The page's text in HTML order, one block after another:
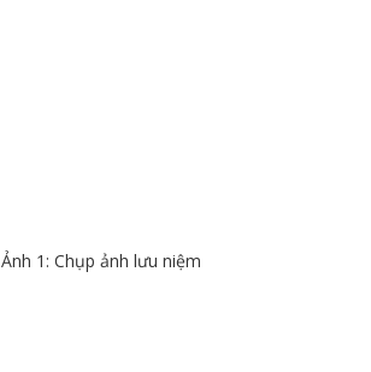
Ảnh 1: Chụp ảnh lưu niệm